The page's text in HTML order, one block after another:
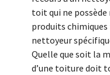
toit qui ne possède
produits chimiques
nettoyeur
Quelle que soit la
d’une toiture doit